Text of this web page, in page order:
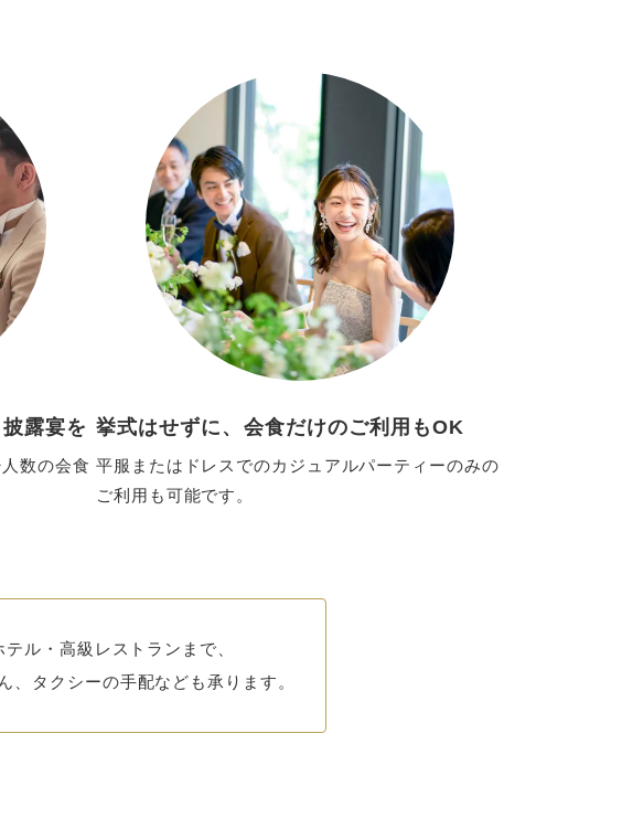
露宴を
数の会食
挙式はせずに、会食だけのご利用もOK
平服またはドレスでのカジュアルパーティーのみの
ご利用も可能です。
ル・高級レストランまで、
タクシーの手配なども承ります。